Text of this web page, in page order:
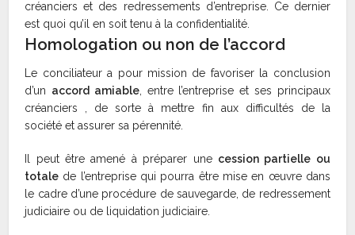
créanciers et des redressements d’entreprise. Ce dernier
est quoi qu’il en soit tenu à la confidentialité.
Homologation ou non de l’accord
Le conciliateur a pour mission de favoriser la conclusion
d’un accord amiable, entre l’entreprise et ses principaux
créanciers , de sorte à mettre fin aux difficultés de la
société et assurer sa pérennité.
Il peut être amené à préparer une cession partielle ou
totale de l’entreprise qui pourra être mise en œuvre dans
le cadre d’une procédure de sauvegarde, de redressement
judiciaire ou de liquidation judiciaire.